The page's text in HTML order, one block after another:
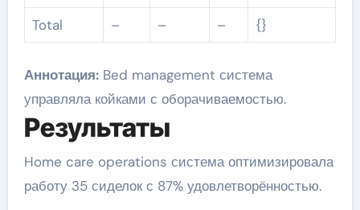
Total – – – {}
Аннотация:Bed management система
управляла койками с оборачиваемостью.
Результаты
Home care operations система оптимизировала
работу 35 сиделок с 87% удовлетворённостью.